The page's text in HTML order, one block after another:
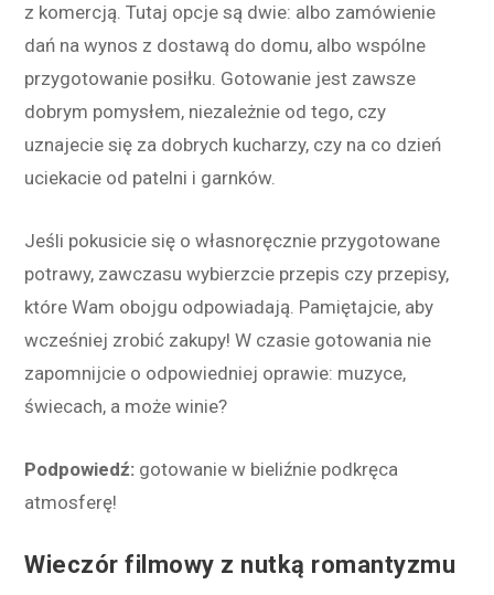
z komercją. Tutaj opcje są dwie: albo zamówienie
dań na wynos z dostawą do domu, albo wspólne
przygotowanie posiłku. Gotowanie jest zawsze
dobrym pomysłem, niezależnie od tego, czy
uznajecie się za dobrych kucharzy, czy na co dzień
uciekacie od patelni i garnków.
Jeśli pokusicie się o własnoręcznie przygotowane
potrawy, zawczasu wybierzcie przepis czy przepisy,
które Wam obojgu odpowiadają. Pamiętajcie, aby
wcześniej zrobić zakupy! W czasie gotowania nie
zapomnijcie o odpowiedniej oprawie: muzyce,
świecach, a może winie?
Podpowiedź: gotowanie w bieliźnie podkręca
atmosferę!
Wieczór filmowy z nutką romantyzmu